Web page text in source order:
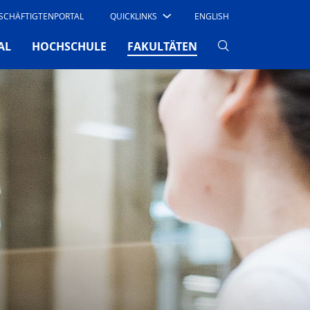
QUICKLINKS ENGLISH
HOCHSCHULE FAKULTÄTEN (CURRENT)